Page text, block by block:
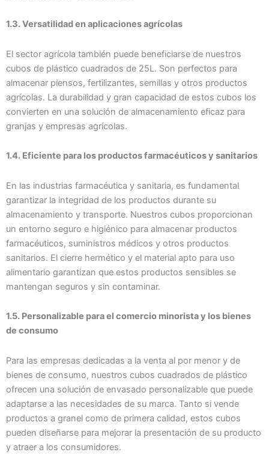
1.3. Versatilidad en aplicaciones agrícolas
El sector agrícola también puede beneficiarse de nuestros
cubos de plástico cuadrados de 25L. Son perfectos para
almacenar piensos, fertilizantes, semillas y otros productos
agrícolas. La durabilidad y gran capacidad de estos cubos los
convierten en una solución de almacenamiento eficaz para
granjas y empresas agrícolas.
1.4. Eficiente para los productos farmacéuticos y sanitarios
En las industrias farmacéutica y sanitaria, es fundamental
garantizar la integridad de los productos durante su
almacenamiento y transporte. Nuestros cubos proporcionan
un entorno seguro e higiénico para almacenar productos
farmacéuticos, suministros médicos y otros productos
sanitarios. El cierre hermético y el material apto para uso
alimentario garantizan que estos productos sensibles se
mantengan seguros y sin contaminar.
1.5. Personalizable para el comercio minorista y los bienes
de consumo
Para las empresas dedicadas a la venta al por menor y de
bienes de consumo, nuestros cubos cuadrados de plástico
ofrecen una solución de envasado personalizable que puede
adaptarse a las necesidades de su marca. Tanto si vende
productos a granel como de primera calidad, estos cubos
pueden diseñarse para mejorar la presentación de su producto
y atraer a los consumidores.